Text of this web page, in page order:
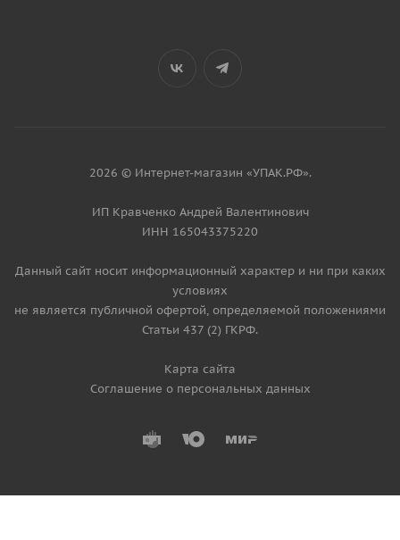
2026 © Интернет-магазин «УПАК.РФ».
ИП Кравченко Андрей Валентинович
ИНН 165043375220
Данный сайт носит информационный характер и ни при каких
условиях
не является публичной офертой, определяемой положениями
Статьи 437 (2) ГКРФ.
Карта сайта
Соглашение о персональных данных